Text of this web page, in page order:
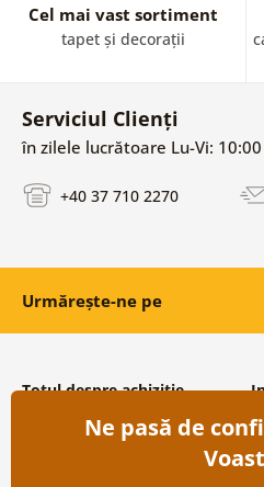
Cel mai vast sortiment
tapet și decorații
Serviciul Clienți
în zilele lucrătoare Lu-Vi:
+40 37 710 2270
Urmărește-ne pe
Totul despre achiziție
Condiții și termeni generali
Protecția datelor personale
Transport și modalități de plată
Ne pasă de